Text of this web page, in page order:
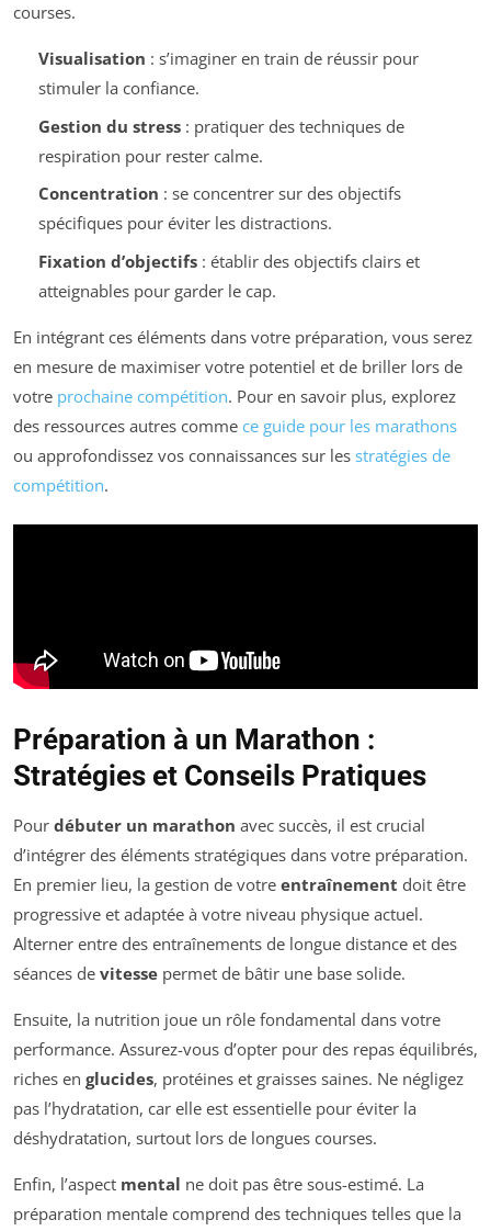
courses.
Visualisation : s’imaginer en train de réussir pour
stimuler la confiance.
Gestion du stress: pratiquer des techniques de
respiration pour rester calme.
Concentration : se concentrer sur des objectifs
spécifiques pour éviter les distractions.
Fixation d’objectifs: établir des objectifs clairs et
atteignables pour garder le cap.
En intégrant ces éléments dans votre préparation, vous serez
en mesure de maximiser votre potentiel et de briller lors de
votre prochaine compétition. Pour en savoir plus, explorez
des ressources autres comme ce guide pour les marathons
ou approfondissez vos connaissances sur les stratégies de
compétition.
Préparation à un Marathon :
Stratégies et Conseils Pratiques
Pour débuter un marathon avec succès, il est crucial
d’intégrer des éléments stratégiques dans votre préparation.
En premier lieu, la gestion de votre entraînement doit être
progressive et adaptée à votre niveau physique actuel.
Alterner entre des entraînements de longue distance et des
séances de vitesse permet de bâtir une base solide.
Ensuite, la nutrition joue un rôle fondamental dans votre
performance. Assurez-vous d’opter pour des repas équilibrés,
riches en glucides, protéines et graisses saines. Ne négligez
pas l’hydratation, car elle est essentielle pour éviter la
déshydratation, surtout lors de longues courses.
Enfin, l’aspect mental ne doit pas être sous-estimé. La
préparation mentale comprend des techniques telles que la